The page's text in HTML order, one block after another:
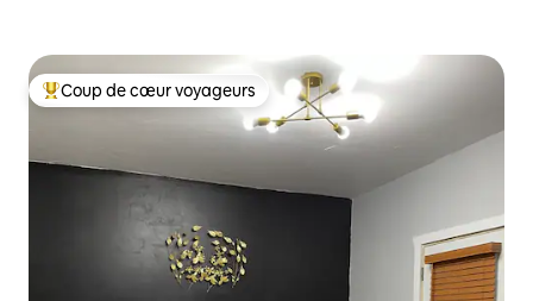
Coups de cœur voyageurs les plus appréciés
Coup de cœur voyageurs